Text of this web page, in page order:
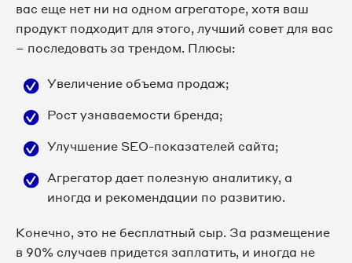
вас еще нет ни на одном агрегаторе, хотя ваш
продукт подходит для этого, лучший совет для вас
– последовать за трендом. Плюсы:
Увеличение объема продаж;
Рост узнаваемости бренда;
Улучшение SEO-показателей сайта;
Агрегатор дает полезную аналитику, а
иногда и рекомендации по развитию.
Конечно, это не бесплатный сыр. За размещение
в 90% случаев придется заплатить, и иногда не